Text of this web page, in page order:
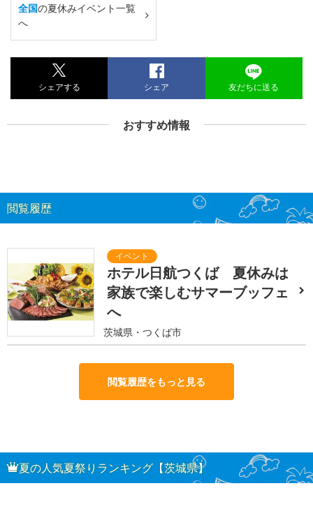
全国の夏休みイベント一覧
へ
シェアする シェア 友だちに送る
おすすめ情報
閲覧履歴
ホテル日航つくば 夏休みは
家族で楽しむサマーブッフェ
へ
茨城県・つくば市
閲覧履歴をもっと見る
夏の人気夏祭りランキング【茨城県】